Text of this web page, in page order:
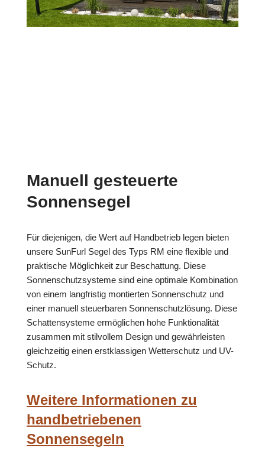
Manuell gesteuerte
Sonnensegel
Für diejenigen, die Wert auf Handbetrieb legen bieten
unsere SunFurl Segel des Typs RM eine flexible und
praktische Möglichkeit zur Beschattung. Diese
Sonnenschutzsysteme sind eine optimale Kombination
von einem langfristig montierten Sonnenschutz und
einer manuell steuerbaren Sonnenschutzlösung. Diese
Schattensysteme ermöglichen hohe Funktionalität
zusammen mit stilvollem Design und gewährleisten
gleichzeitig einen erstklassigen Wetterschutz und UV-
Schutz.
Weitere Informationen zu
handbetriebenen
Sonnensegeln